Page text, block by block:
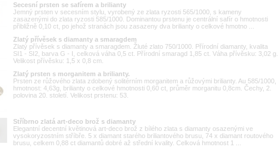
Secesní prsten se safírem a brilianty
Jemný prsten v secesním stylu, vyrobený ze zlata ryzosti 565/1000, s kameny
zasazenými do zlata ryzosti 585/1000. Dominantou prstenu je centrální safír o hmotnosti
přibližně 0,10 ct, po jehož stranách jsou zasazeny dva brilianty o celkové hmotno ...
Zlatý přívěsek s diamanty a smaragdem
Zlatý přívěsek s diamanty a smaragdem. Žluté zlato 750/1000. Přírodní diamanty, kvalita
SI1 - SI2, barva G - I, celková váha 0,5 ct. Přírodní smaragd 1,85 ct. Váha přívěsku: 3,02 g.
Velikost přívěsku: 1,5 x 0,8 cm.
Zlatý prsten s morganitem a brilianty.
Prsten ze růžového zlata zdobený solitérním morganitem a růžovými brilianty. Au 585/1000,
hmotnost: 4,63g, brilianty o celkové hmotnosti 0,60 ct, průměr morganitu 0,8cm. Čechy, 2.
polovina 20. století. Velikost prstenu: 53.
Stříbrno zlatá art-deco brož s diamanty
Elegantní decentní květinová art-deco brož z bílého zlata s diamanty osazenými ve
vysokoryzostním stříbře. 5 x diamant starého briliantového brusu, 74 x diamant routového
brusu, celkem 0,88 ct diamantů dobré až střední kvality. Celková hmotnost 1 ...